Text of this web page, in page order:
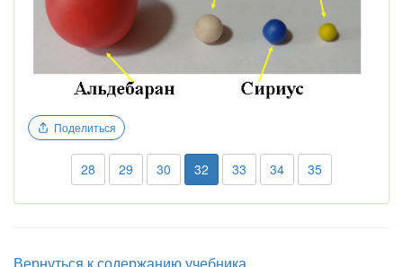
Поделиться
28 29 30 32 33 34 35
Вернуться к содержанию учебника